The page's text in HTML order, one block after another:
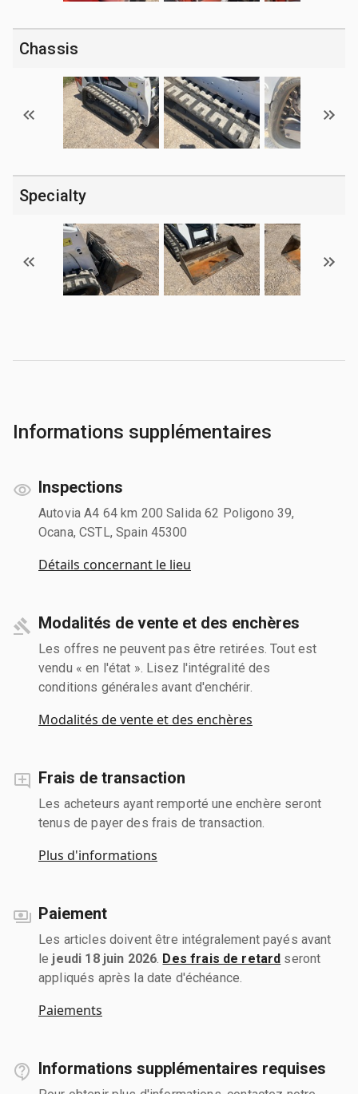
Chassis
Specialty
Informations supplémentaires
Inspections
Autovia A4 64 km 200 Salida 62 Poligono 39,
Ocana, CSTL, Spain 45300
Détails concernant le lieu
Modalités de vente et des enchères
Les offres ne peuvent pas être retirées. Tout est
vendu « en l'état ». Lisez l'intégralité des
conditions générales avant d'enchérir.
Modalités de vente et des enchères
Frais de transaction
Les acheteurs ayant remporté une enchère seront
tenus de payer des frais de transaction.
Plus d'informations
Paiement
Les articles doivent être intégralement payés avant
le jeudi 18 juin 2026 Des frais de retard seront
appliqués après la date d'échéance.
Paiements
Informations supplémentaires requises